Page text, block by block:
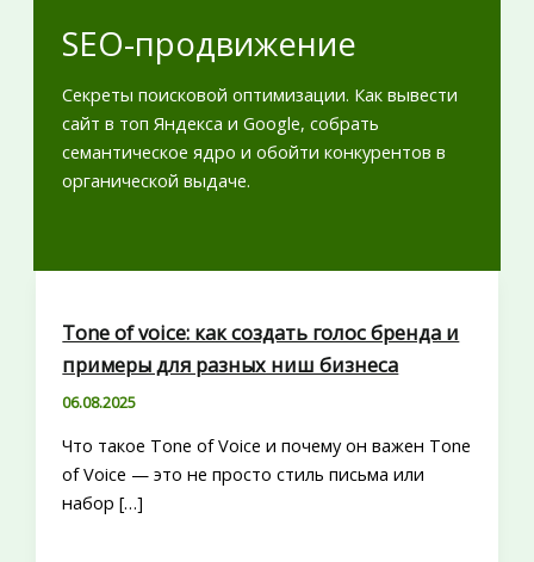
SEO-продвижение
Секреты поисковой оптимизации. Как вывести
сайт в топ Яндекса и Google, собрать
семантическое ядро и обойти конкурентов в
органической выдаче.
Tone of voice: как создать голос бренда и
примеры для разных ниш бизнеса
06.08.2025
Что такое Tone of Voice и почему он важен Tone
of Voice — это не просто стиль письма или
набор […]